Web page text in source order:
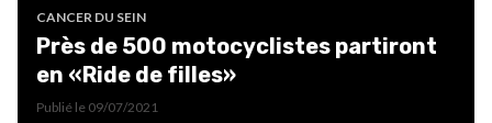
CANCER DU SEIN
Près de 500 motocyclistes partiront
en «Ride de filles»
Publié le 09/07/2021